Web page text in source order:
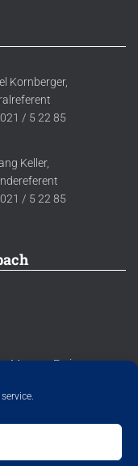
Kornberger,
/ 5 22 85
Keller,
/ 5 22 85
Montag-Freitag
COOKIE POLICY